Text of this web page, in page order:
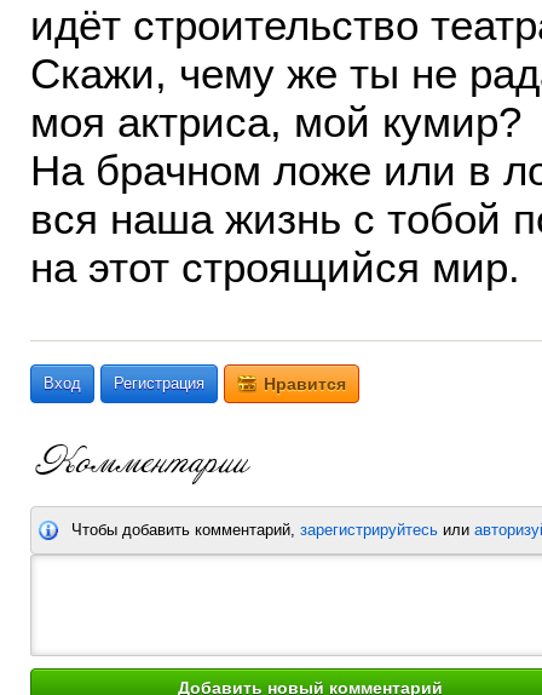
идёт строительство
Скажи, чему же ты не
моя актриса, мой кумир?
На брачном ложе или в
вся наша жизнь с тобой
на этот строящийся мир.
Вход Регистрация Нравится
Чтобы добавить комментарий, зарегистрируйтесь или